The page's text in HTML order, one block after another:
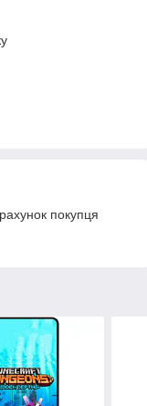
покупця